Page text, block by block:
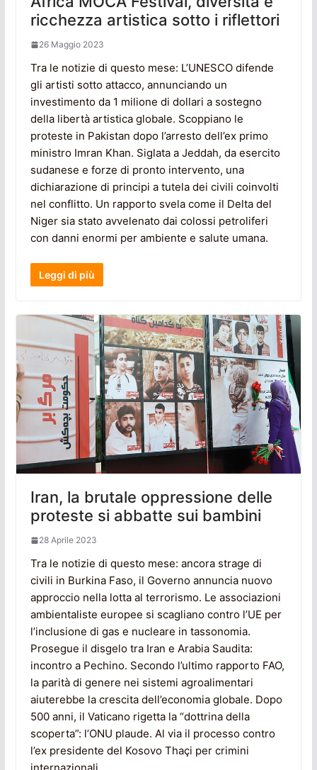
ricchezza artistica sotto i riflettori
26 Maggio 2023
Tra le notizie di questo mese: L’UNESCO difende
gli artisti sotto attacco, annunciando un
investimento da 1 milione di dollari a sostegno
della libertà artistica globale. Scoppiano le
proteste in Pakistan dopo l’arresto dell’ex primo
ministro Imran Khan. Siglata a Jeddah, da esercito
sudanese e forze di pronto intervento, una
dichiarazione di principi a tutela dei civili coinvolti
nel conflitto. Un rapporto svela come il Delta del
Niger sia stato avvelenato dai colossi petroliferi
con danni enormi per ambiente e salute umana.
Leggi di più
Iran, la brutale oppressione delle
proteste si abbatte sui bambini
28 Aprile 2023
Tra le notizie di questo mese: ancora strage di
civili in Burkina Faso, il Governo annuncia nuovo
approccio nella lotta al terrorismo. Le associazioni
ambientaliste europee si scagliano contro l’UE per
l’inclusione di gas e nucleare in tassonomia.
Prosegue il disgelo tra Iran e Arabia Saudita:
incontro a Pechino. Secondo l’ultimo rapporto FAO,
la parità di genere nei sistemi agroalimentari
aiuterebbe la crescita dell’economia globale. Dopo
500 anni, il Vaticano rigetta la “dottrina della
scoperta”: l’ONU plaude. Al via il processo contro
l’ex presidente del Kosovo Thaçi per crimini